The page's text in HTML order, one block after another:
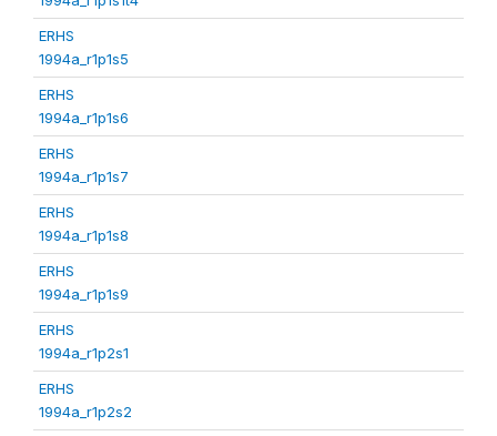
ERHS
1994a_r1p1s5
ERHS
1994a_r1p1s6
ERHS
1994a_r1p1s7
ERHS
1994a_r1p1s8
ERHS
1994a_r1p1s9
ERHS
1994a_r1p2s1
ERHS
1994a_r1p2s2